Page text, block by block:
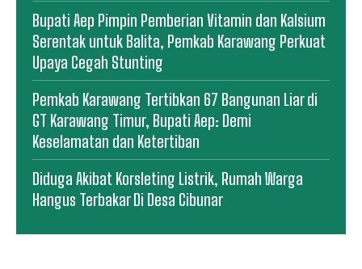
Bupati Aep Pimpin Pemberian Vitamin dan Kalsium
Serentak untuk Balita, Pemkab Karawang Perkuat
Upaya Cegah Stunting
Pemkab Karawang Tertibkan 67 Bangunan Liar di
GT Karawang Timur, Bupati Aep: Demi
Keselamatan dan Ketertiban
Diduga Akibat Korsleting Listrik, Rumah Warga
Hangus Terbakar Di Desa Cibunar